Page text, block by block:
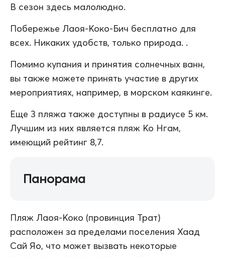
В сезон здесь малолюдно.
Побережье Лаоя-Коко-Бич бесплатно для
всех. Никаких удобств, только природа. .
Помимо купания и принятия солнечных ванн,
вы также можете принять участие в других
мероприятиях, например, в морском каякинге.
Еще 3 пляжа также доступны в радиусе 5 км.
Лучшим из них является пляж Ко Нгам,
имеющий рейтинг 8,7.
Панорама
Пляж Лаоя-Коко (провинция Трат)
расположен за пределами поселения Хаад
Сай Яо, что может вызвать некоторые